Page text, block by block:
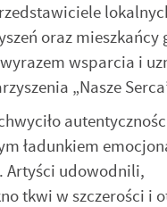
oraz mieszkańcy
wsparcia i
„Nasze
ładunkiem
Artyści udowodnili,
tkwi w szczerości i